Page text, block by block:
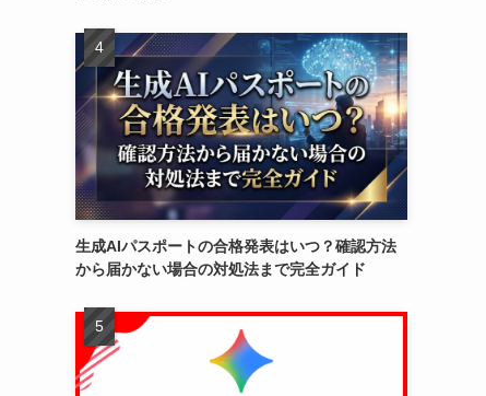
生成AIパスポートの合格発表はいつ？確認方法
から届かない場合の対処法まで完全ガイド